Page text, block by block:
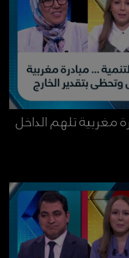
مغربية تلهم الداخل